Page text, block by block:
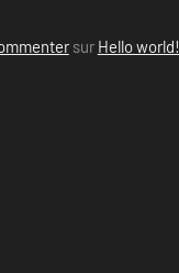
sur Hello world!